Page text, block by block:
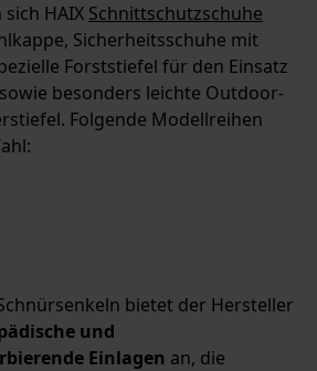
HAIX Schnittschutzschuhe
Sicherheitsschuhe mit
Forststiefel für den Einsatz
besonders leichte Outdoor-
Folgende Modellreihen
bietet der Hersteller
und
Einlagen an, die